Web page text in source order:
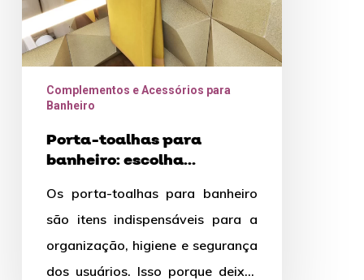
Complementos e Acessórios para
Banheiro
Porta-toalhas para
banheiro: escolha
Os porta-toalhas para banheiro
são itens indispensáveis para a
organização, higiene e segurança
dos usuários. Isso porque deixar